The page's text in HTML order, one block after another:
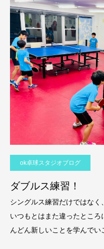
ok卓球スタジオブログ
ダブルス練習！
シングルス練習だけではなく
いつもとはまた違ったとこ
んどん新しいことを学んで